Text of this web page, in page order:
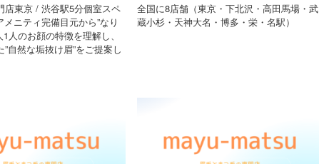
店東京 / 渋谷駅5分個室スペ
ニティ完備目元から”なり
人のお顔の特徴を理解し、
自然な垢抜け眉”をご提案し
全国に8店舗（東京・下北沢・高田馬場・武
蔵小杉・天神大名・博多・栄・名駅）